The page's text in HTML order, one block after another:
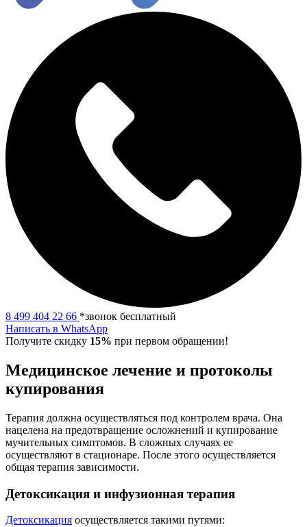
8 499 404 22 66 *звонок бесплатный
Написать в WhatsApp
Получите скидку 15% при первом обращении!
Медицинское лечение и протоколы
купирования
Терапия должна осуществляться под контролем врача. Она
нацелена на предотвращение осложнений и купирование
мучительных симптомов. В сложных случаях ее
осуществляют в стационаре. После этого осуществляется
общая терапия зависимости.
Детоксикация и инфузионная терапия
Детоксикация осуществляется такими путями: